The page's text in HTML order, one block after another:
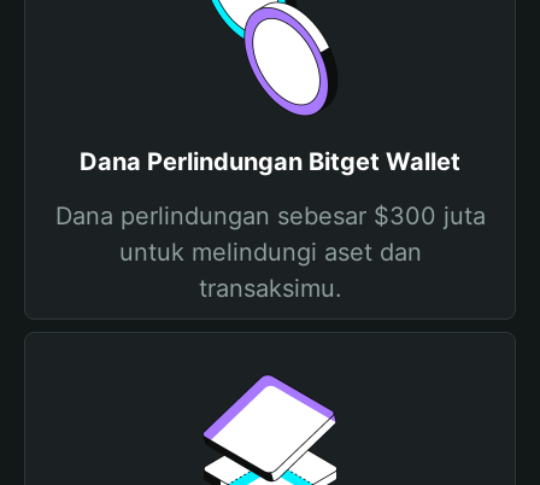
Dana Perlindungan Bitget Wallet
Dana perlindungan sebesar $300 juta
untuk melindungi aset dan
transaksimu.